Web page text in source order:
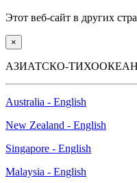
Этот веб-сайт в других
×
АЗИАТСКО-
Australia - English
New Zealand - English
Singapore - English
Malaysia - English